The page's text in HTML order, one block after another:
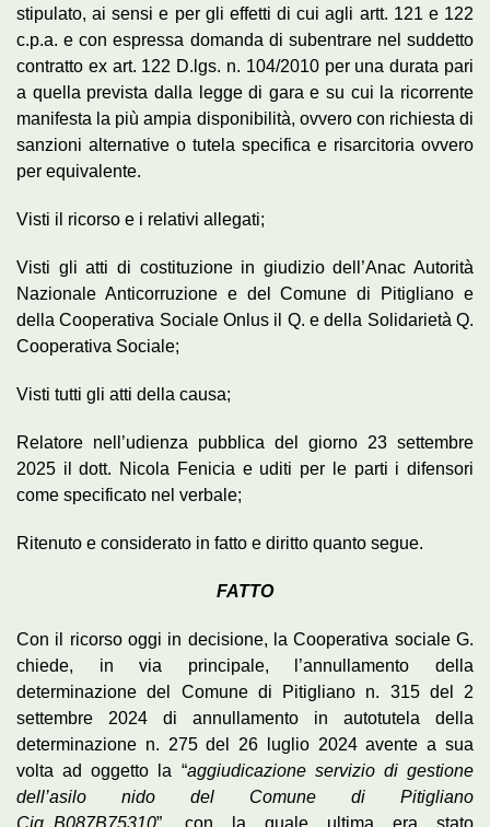
stipulato, ai sensi e per gli effetti di cui agli artt. 121 e 122
c.p.a. e con espressa domanda di subentrare nel suddetto
contratto ex art. 122 D.lgs. n. 104/2010 per una durata pari
a quella prevista dalla legge di gara e su cui la ricorrente
manifesta la più ampia disponibilità, ovvero con richiesta di
sanzioni alternative o tutela specifica e risarcitoria ovvero
per equivalente.
Visti il ricorso e i relativi allegati;
Visti gli atti di costituzione in giudizio dell’Anac Autorità
Nazionale Anticorruzione e del Comune di Pitigliano e
della Cooperativa Sociale Onlus il Q. e della Solidarietà Q.
Cooperativa Sociale;
Visti tutti gli atti della causa;
Relatore nell’udienza pubblica del giorno 23 settembre
2025 il dott. Nicola Fenicia e uditi per le parti i difensori
come specificato nel verbale;
Ritenuto e considerato in fatto e diritto quanto segue.
FATTO
Con il ricorso oggi in decisione, la Cooperativa sociale G.
chiede, in via principale, l’annullamento della
determinazione del Comune di Pitigliano n. 315 del 2
settembre 2024 di annullamento in autotutela della
determinazione n. 275 del 26 luglio 2024 avente a sua
volta ad oggetto la “aggiudicazione servizio di gestione
dell’asilo nido del Comune di Pitigliano
Cig_B087B75310”, con la quale ultima era stato